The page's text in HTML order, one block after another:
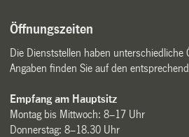
Öffnungszeiten
Die Dienststellen haben unterschiedliche
Angaben finden Sie auf den
Empfang am Hauptsitz
Montag bis Mittwoch: 8–17 Uhr
Donnerstag: 8–18.30 Uhr